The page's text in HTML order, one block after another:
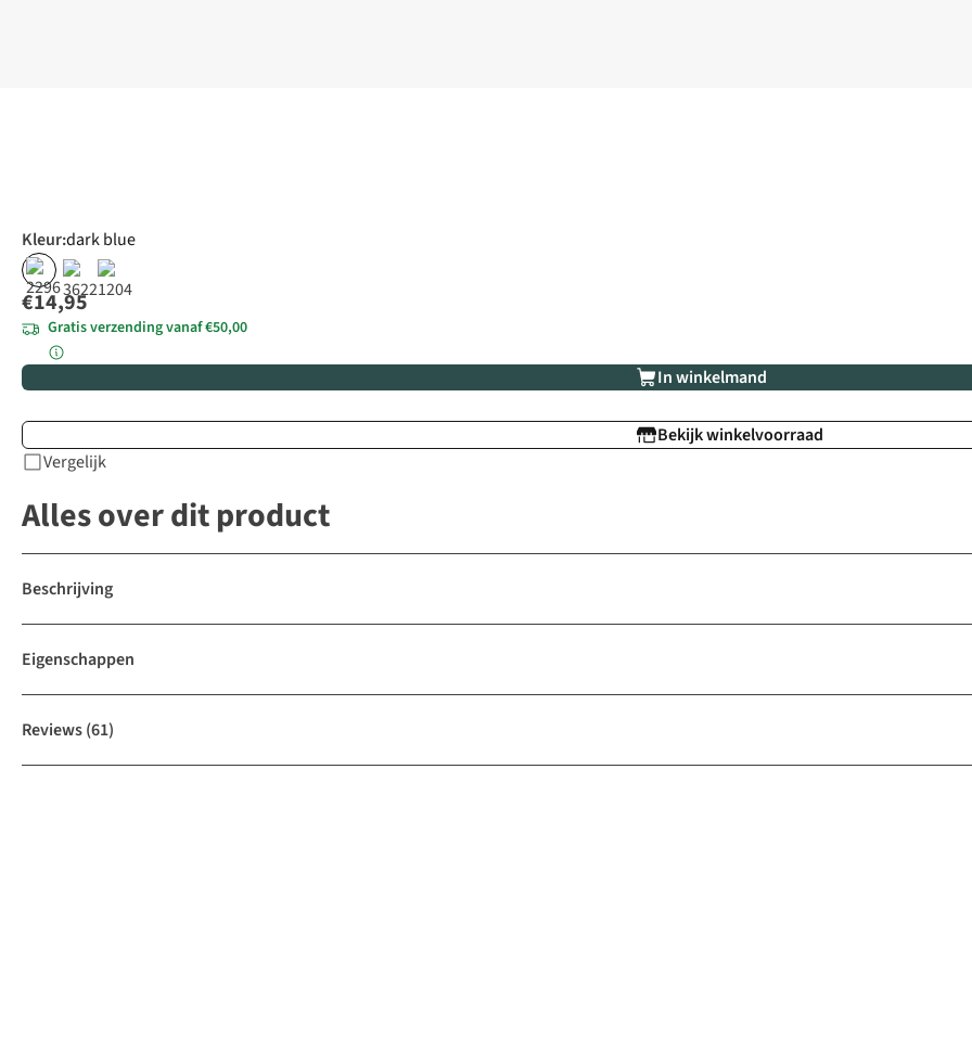
Kleur:dark blue
€14,95
Gratis verzending vanaf €50,00
In winkelmand
Bekijk winkelvoorraad
Vergelijk
Alles over dit product
Beschrijving
Eigenschappen
Reviews(61)